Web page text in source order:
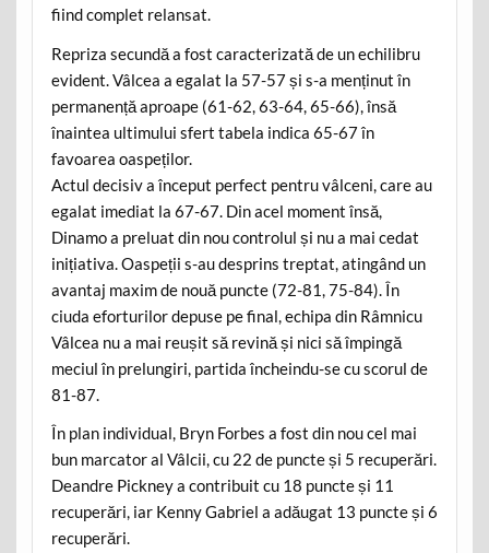
fiind complet relansat.
Repriza secundă a fost caracterizată de un echilibru
evident. Vâlcea a egalat la 57-57 și s-a menținut în
permanență aproape (61-62, 63-64, 65-66), însă
înaintea ultimului sfert tabela indica 65-67 în
favoarea oaspeților.
Actul decisiv a început perfect pentru vâlceni, care au
egalat imediat la 67-67. Din acel moment însă,
Dinamo a preluat din nou controlul și nu a mai cedat
inițiativa. Oaspeții s-au desprins treptat, atingând un
avantaj maxim de nouă puncte (72-81, 75-84). În
ciuda eforturilor depuse pe final, echipa din Râmnicu
Vâlcea nu a mai reușit să revină și nici să împingă
meciul în prelungiri, partida încheindu-se cu scorul de
81-87.
În plan individual, Bryn Forbes a fost din nou cel mai
bun marcator al Vâlcii, cu 22 de puncte și 5 recuperări.
Deandre Pickney a contribuit cu 18 puncte și 11
recuperări, iar Kenny Gabriel a adăugat 13 puncte și 6
recuperări.